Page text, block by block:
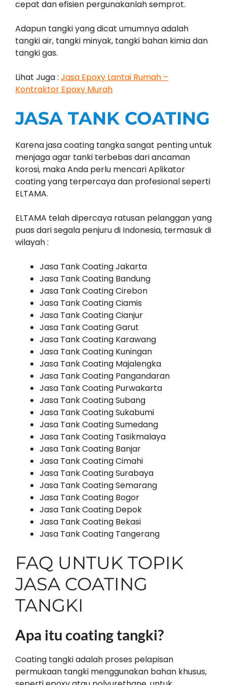
cepat dan efisien pergunakanlah semprot.
Adapun tangki yang dicat umumnya adalah
tangki air, tangki minyak, tangki bahan kimia dan
tangki gas.
Lihat Juga : Jasa Epoxy Lantai Rumah –
Kontraktor Epoxy Murah
JASA TANK COATING
Karena jasa coating tangka sangat penting untuk
menjaga agar tanki terbebas dari ancaman
korosi, maka Anda perlu mencari Aplikator
coating yang terpercaya dan profesional seperti
ELTAMA.
ELTAMA telah dipercaya ratusan pelanggan yang
puas dari segala penjuru di Indonesia, termasuk di
wilayah :
Jasa Tank Coating Jakarta
Jasa Tank Coating Bandung
Jasa Tank Coating Cirebon
Jasa Tank Coating Ciamis
Jasa Tank Coating Cianjur
Jasa Tank Coating Garut
Jasa Tank Coating Karawang
Jasa Tank Coating Kuningan
Jasa Tank Coating Majalengka
Jasa Tank Coating Pangandaran
Jasa Tank Coating Purwakarta
Jasa Tank Coating Subang
Jasa Tank Coating Sukabumi
Jasa Tank Coating Sumedang
Jasa Tank Coating Tasikmalaya
Jasa Tank Coating Banjar
Jasa Tank Coating Cimahi
Jasa Tank Coating Surabaya
Jasa Tank Coating Semarang
Jasa Tank Coating Bogor
Jasa Tank Coating Depok
Jasa Tank Coating Bekasi
Jasa Tank Coating Tangerang
FAQ UNTUK TOPIK
JASA COATING
TANGKI
Apa itu coating tangki?
Coating tangki adalah proses pelapisan
permukaan tangki menggunakan bahan khusus,